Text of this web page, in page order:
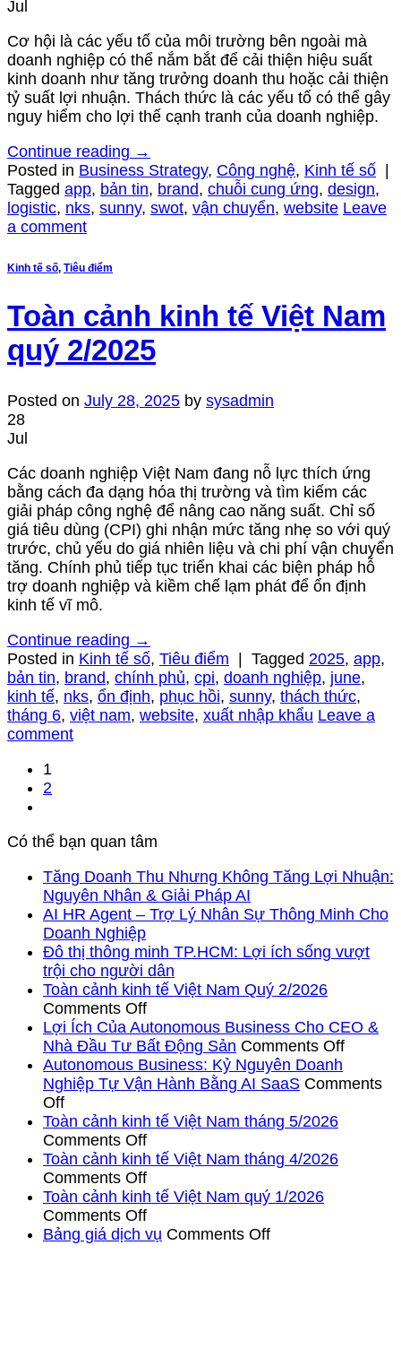
Jul
Cơ hội là các yếu tố của môi trường bên ngoài mà
doanh nghiệp có thể nắm bắt để cải thiện hiệu suất
kinh doanh như tăng trưởng doanh thu hoặc cải thiện
tỷ suất lợi nhuận. Thách thức là các yếu tố có thể gây
nguy hiểm cho lợi thế cạnh tranh của doanh nghiệp.
Continue reading →
Posted in Business Strategy, Công nghệ, Kinh tế số |
Tagged app, bản tin, brand, chuỗi cung ứng, design,
logistic, nks, sunny, swot, vận chuyển, website Leave
a comment
Kinh tế số, Tiêu điểm
Toàn cảnh kinh tế Việt Nam
quý 2/2025
Posted on July 28, 2025 by sysadmin
28
Jul
Các doanh nghiệp Việt Nam đang nỗ lực thích ứng
bằng cách đa dạng hóa thị trường và tìm kiếm các
giải pháp công nghệ để nâng cao năng suất. Chỉ số
giá tiêu dùng (CPI) ghi nhận mức tăng nhẹ so với quý
trước, chủ yếu do giá nhiên liệu và chi phí vận chuyển
tăng. Chính phủ tiếp tục triển khai các biện pháp hỗ
trợ doanh nghiệp và kiềm chế lạm phát để ổn định
kinh tế vĩ mô.
Continue reading →
Posted in Kinh tế số, Tiêu điểm Tagged 2025, app,
bản tin, brand, chính phủ, cpi, doanh nghiệp, june,
kinh tế, nks, ổn định, phục hồi, sunny, thách thức,
tháng 6, việt nam, website, xuất nhập khẩu Leave a
comment
1
2
Có thể bạn quan tâm
Tăng Doanh Thu Nhưng Không Tăng Lợi Nhuận:
Nguyên Nhân & Giải Pháp AI
Comments
Tăng
Thu
Không
Tăng
Lợi
Nhuận:
Nhân
Giải
AI
AI HR Agent – Trợ Lý Nhân Sự Thông Minh Cho
Doanh NghiệpNo
Comments
on
AI
HR
Agent
–
Trợ
Lý
Sự
Thông
Minh
Cho
Doanh
Nghiệp
Đô thị thông minh TP.HCM: Lợi ích sống vượt
trội cho người dân
Comments
Đô
thị
thông
minh
Lợi
sống
trội
người
Toàn cảnh kinh tế Việt Nam Quý 2/2026
Comments Offon
Toàn
cảnh
kinh
tế
Nam
Quý
2/2026
Lợi Ích Của Autonomous Business Cho CEO &
Nhà Đầu Tư Bất Động Sản Comments Offon
Ích
Autonomous Business: Kỷ Nguyên Doanh
Nghiệp Tự Vận Hành Bằng AI SaaS Comments
Offon
Autonomous
Business:
Kỷ
Nguyên
Doanh
Nghiệp
Tự
Toàn cảnh kinh tế Việt Nam tháng 5/2026
Comments Offon
Toàn
cảnh
kinh
tế
Việt
Toàn cảnh kinh tế Việt Nam tháng 4/2026
Comments Offon
Toàn
cảnh
kinh
Toàn cảnh kinh tế Việt Nam quý 1/2026
Comments Offon
Toàn
Bảng giá dịch vụ Comments Offon